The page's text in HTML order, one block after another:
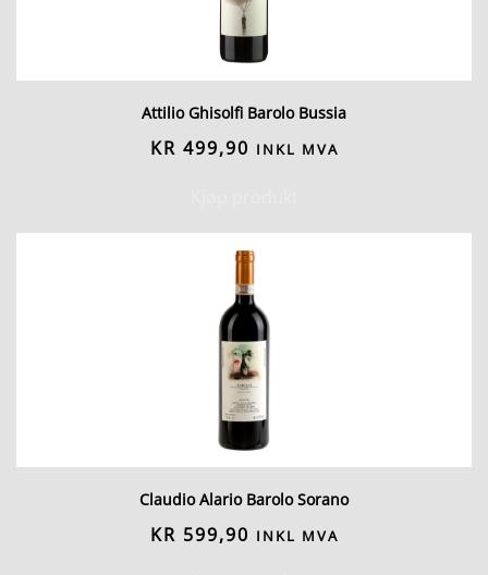
Attilio Ghisolfi Barolo Bussia
KR 499,90 INKL MVA
Claudio Alario Barolo Sorano
KR 599,90 INKL MVA